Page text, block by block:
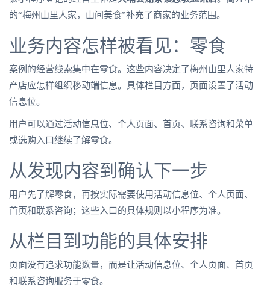
的“梅州山里人家，山间美食”补充了商家的业务范围。
业务内容怎样被看见：零食
案例的经营线索集中在零食。这些内容决定了梅州山里人家特
产店应怎样组织移动端信息。具体栏目方面，页面设置了活动
信息位。
用户可以通过活动信息位、个人页面、首页、联系咨询和菜单
或选购入口继续了解零食。
从发现内容到确认下一步
用户先了解零食，再按实际需要使用活动信息位、个人页面、
首页和联系咨询；这些入口的具体规则以小程序为准。
从栏目到功能的具体安排
页面没有追求功能数量，而是让活动信息位、个人页面、首页
和联系咨询服务于零食。